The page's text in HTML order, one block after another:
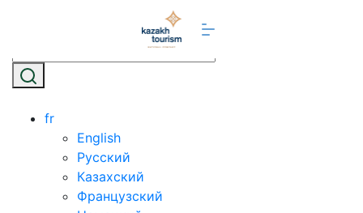
fr
English
Русский
Казахский
Французский